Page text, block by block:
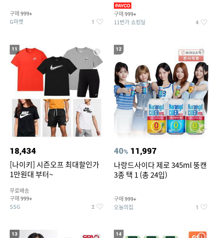
구매 999+
G마켓 1
구매 999+
11번가 쇼킹딜 4
11
18,434
[나이키] 시즌오프 최대할인가
1만원대 부터~
무료배송
구매 999+
SSG 2
12
40% 11,997
나랑드사이다 제로 345ml 뚱캔
3종 택 1 (총 24입)
구매 999+
오늘의집 1
13 14